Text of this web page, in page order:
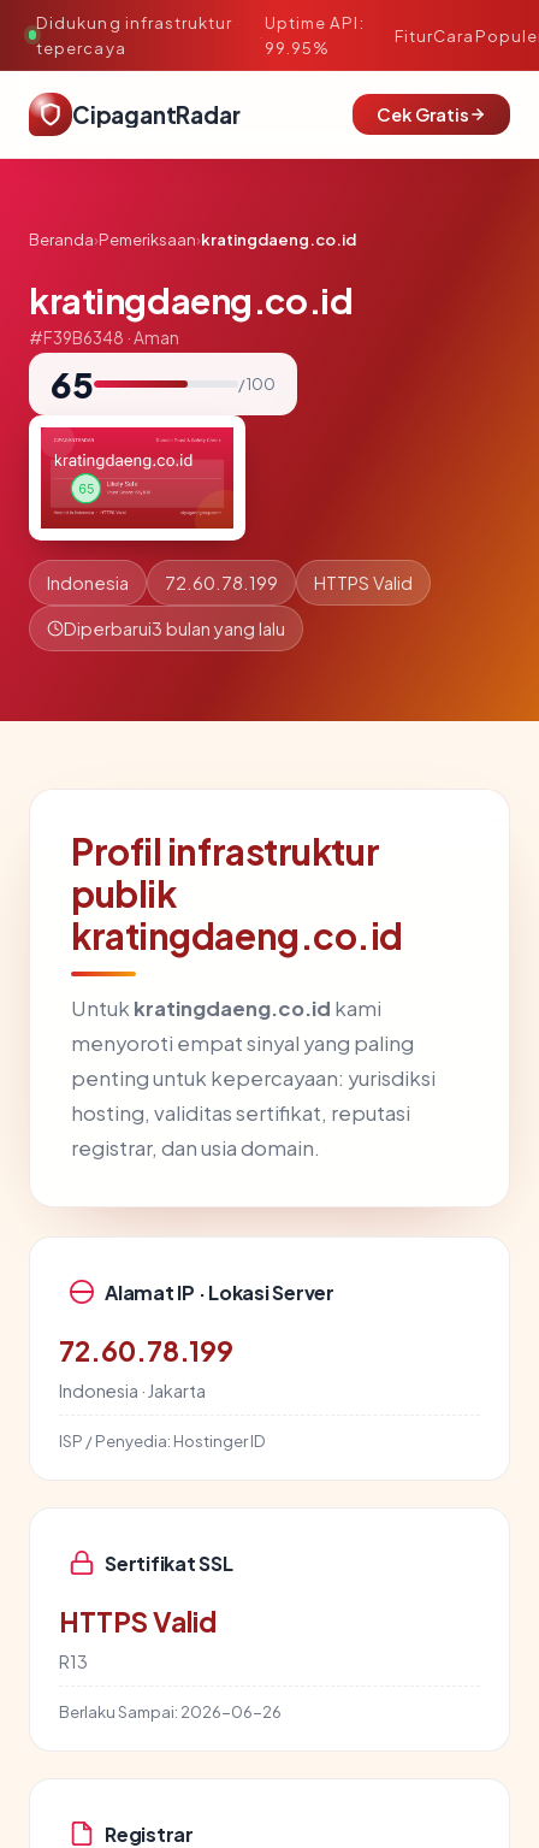
Didukung infrastruktur
tepercaya
·
Uptime API:
99.95%
FiturCara
CipagantRadar Cek Gratis
Beranda›Pemeriksaan›kratingdaeng.co.id
kratingdaeng.co.id
#F39B6348 · Aman
65 / 100
Indonesia 72.60.78.199 HTTPS Valid
Diperbarui3 bulan yang lalu
Profil infrastruktur
publik
kratingdaeng.co.id
Untuk kratingdaeng.co.id kami
menyoroti empat sinyal yang paling
penting untuk kepercayaan: yurisdiksi
hosting, validitas sertifikat, reputasi
registrar, dan usia domain.
Alamat IP · Lokasi Server
72.60.78.199
Indonesia · Jakarta
ISP / Penyedia: Hostinger ID
Sertifikat SSL
HTTPS Valid
R13
Berlaku Sampai: 2026-06-26
Registrar